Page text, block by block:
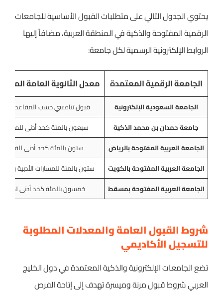
يحتوي الجدول التالي على متطلبات القبول الأساسية للجامعات
الرقمية المفتوحة والذكية في المنطقة العربية، مضافاً إليها
الروابط الإلكترونية الرسمية لكل جامعة:
الجامعة الرقمية المعتمدة معدل الثانوية العامة
الجامعة السعودية الإلكترونية
قبول تنافسي حسب المقاعد
جامعة حمدان بن محمد الذكية
سبعون بالمئة كحد أدنى للمسار
الجامعة العربية المفتوحة بالرياض
ستون بالمئة كحد أدنى للقبول
الجامعة العربية المفتوحة بالكويت
ستون بالمئة للمسارات الأدبية
الجامعة العربية المفتوحة بمسقط
خمسون بالمئة كحد أدنى لجميع
شروط القبول العامة والمعدلات المطلوبة
للتسجيل الأكاديمي
تضع الجامعات الإلكترونية والذكية المعتمدة في دول الخليج
العربي شروط قبول مرنة وميسرة تهدف إلى إتاحة الفرص